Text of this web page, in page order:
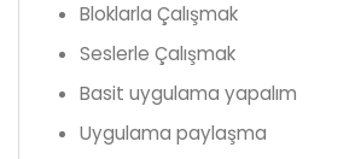
Bloklarla Çalışmak
Seslerle Çalışmak
Basit uygulama yapalım
Uygulama paylaşma